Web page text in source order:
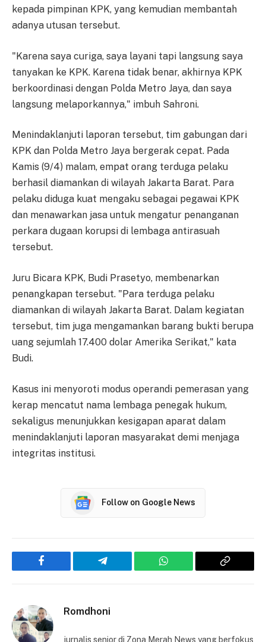
kepada pimpinan KPK, yang kemudian membantah
adanya utusan tersebut.
"Karena saya curiga, saya layani tapi langsung saya
tanyakan ke KPK. Karena tidak benar, akhirnya KPK
berkoordinasi dengan Polda Metro Jaya, dan saya
langsung melaporkannya," imbuh Sahroni.
Menindaklanjuti laporan tersebut, tim gabungan dari
KPK dan Polda Metro Jaya bergerak cepat. Pada
Kamis (9/4) malam, empat orang terduga pelaku
berhasil diamankan di wilayah Jakarta Barat. Para
pelaku diduga kuat mengaku sebagai pegawai KPK
dan menawarkan jasa untuk mengatur penanganan
perkara dugaan korupsi di lembaga antirasuah
tersebut.
Juru Bicara KPK, Budi Prasetyo, membenarkan
penangkapan tersebut. "Para terduga pelaku
diamankan di wilayah Jakarta Barat. Dalam kegiatan
tersebut, tim juga mengamankan barang bukti berupa
uang sejumlah 17.400 dolar Amerika Serikat," kata
Budi.
Kasus ini menyoroti modus operandi pemerasan yang
kerap mencatut nama lembaga penegak hukum,
sekaligus menunjukkan kesigapan aparat dalam
menindaklanjuti laporan masyarakat demi menjaga
integritas institusi.
Follow on Google News
Facebook Telegram WhatsApp
Copy
Romdhoni
jurnalis senior di Zona Merah News yang berfokus